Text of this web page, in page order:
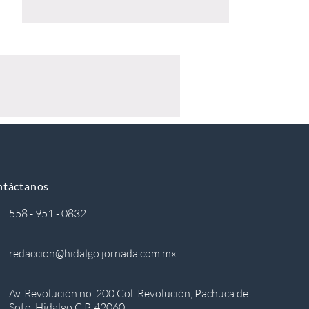
558 - 951 - 0832
redaccion@hidalgo.jornada.com.mx
Av. Revolución no. 200 Col. Revolución, Pachuca de